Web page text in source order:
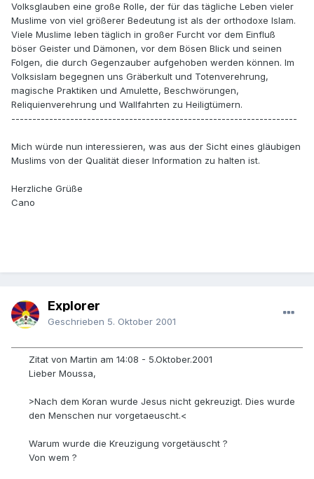
Volksglauben eine große Rolle, der für das tägliche Leben vieler
Muslime von viel größerer Bedeutung ist als der orthodoxe Islam.
Viele Muslime leben täglich in großer Furcht vor dem Einfluß
böser Geister und Dämonen, vor dem Bösen Blick und seinen
Folgen, die durch Gegenzauber aufgehoben werden können. Im
Volksislam begegnen uns Gräberkult und Totenverehrung,
magische Praktiken und Amulette, Beschwörungen,
Reliquienverehrung und Wallfahrten zu Heiligtümern.
--------------------------------------------------------------------
Mich würde nun interessieren, was aus der Sicht eines gläubigen
Muslims von der Qualität dieser Information zu halten ist.
Herzliche Grüße
Cano
Explorer
Geschrieben 5. Oktober 2001
Zitat von Martin am 14:08 - 5.Oktober.2001
Lieber Moussa,
>Nach dem Koran wurde Jesus nicht gekreuzigt. Dies wurde
den Menschen nur vorgetaeuscht.<
Warum wurde die Kreuzigung vorgetäuscht ?
Von wem ?